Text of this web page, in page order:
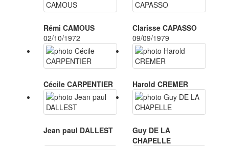
Rémi CAMOUS
02/10/1972
Clarisse CAPASSO
09/09/1979
Cécile CARPENTIER Harold CREMER
Jean paul DALLEST
Guy DE LA
CHAPELLE